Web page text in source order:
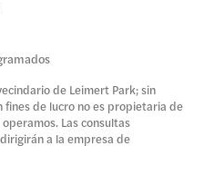
de Leimert Park; sin
fines de lucro no es propietaria de
Las consultas
a la empresa de